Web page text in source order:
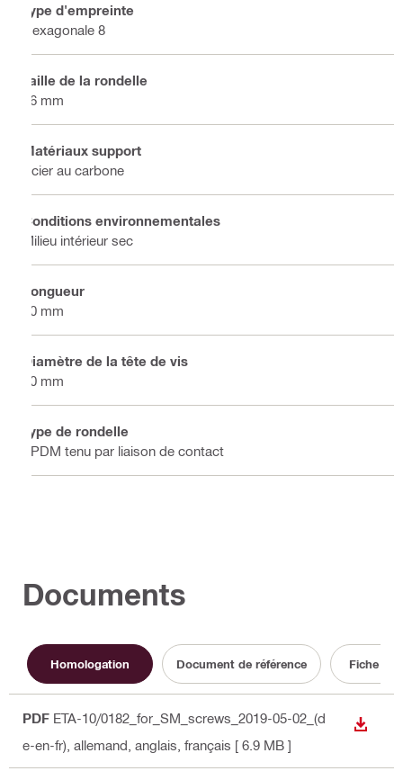
Type d'empreinte
Hexagonale 8
Taille de la rondelle
16 mm
Matériaux support
Acier au carbone
Conditions environnementales
Milieu intérieur sec
Longueur
40 mm
Diamètre de la tête de vis
10 mm
Type de rondelle
EPDM tenu par liaison de contact
Documents
Homologation Document de référence Fiche
PDF ETA-10/0182_for_SM_screws_2019-05-02_(d
e-en-fr) , allemand, anglais, français [ 6.9 MB ]